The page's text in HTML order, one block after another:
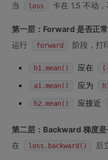
当 loss 卡在 1.5 不动
第一层：Forward 是否正
运行
forward 阶段，打
h1.mean() 应在
a1.mean() 应为
h2.mean() 应接近
第二层：Backward 梯度是
在
loss.backward() 后